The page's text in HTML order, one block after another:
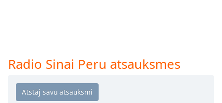
Track
Picture-
Picture
Radio Sinai Peru atsauksmes